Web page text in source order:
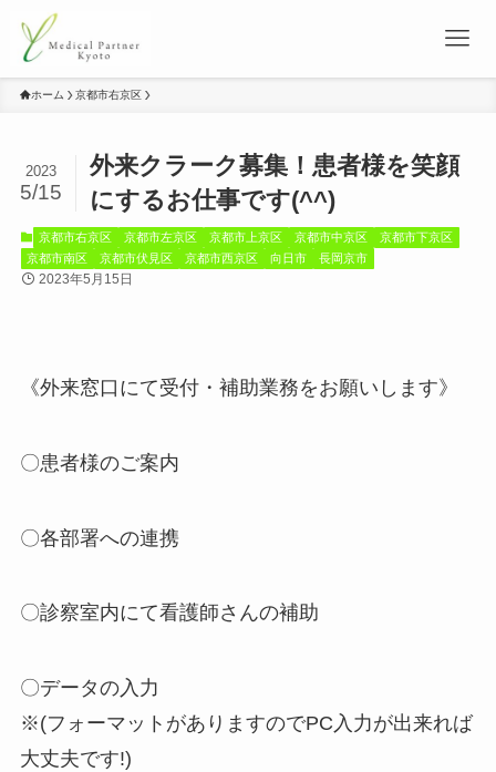
ホーム 京都市右京区
外来クラーク募集！患者様を笑顔
にするお仕事です(^^)
2023
5/15
京都市右京区 京都市左京区 京都市上京区 京都市中京区
京都市下京区
京都市南区
京都市伏見区 京都市西京区 向日市 長岡京市
2023年5月15日
《外来窓口にて受付・補助業務をお願いします》
〇患者様のご案内
〇各部署への連携
〇診察室内にて看護師さんの補助
〇データの入力
※(フォーマットがありますのでPC入力が出来れば
大丈夫です!)